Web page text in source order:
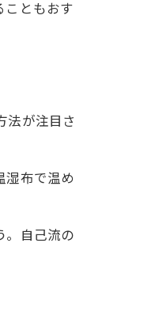
こともおす
法が注目さ
湿布で温め
。自己流の